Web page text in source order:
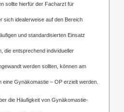
sollte hierfür der Facharzt für
sich idealerweise auf den Bereich
und standardisierten Einsatz
die entsprechend individueller
werden sollten, können am
Gynäkomastie – OP erzielt werden.
die Häufigkeit von Gynäkomastie-